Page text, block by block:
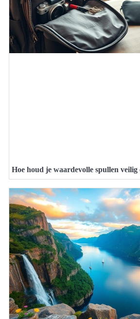
Hoe houd je waardevolle spullen veilig